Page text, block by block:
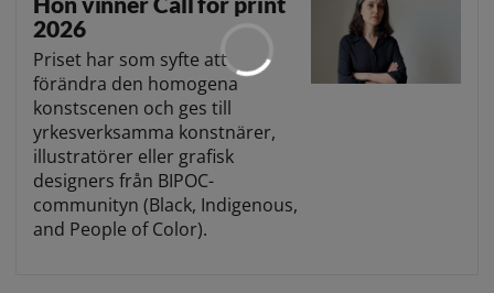
2026
Priset har som syfte att
förändra den homogena
konstscenen och ges till
yrkesverksamma konstnärer,
illustratörer eller grafisk
designers från BIPOC-
communityn (Black, Indigenous,
and People of Color).